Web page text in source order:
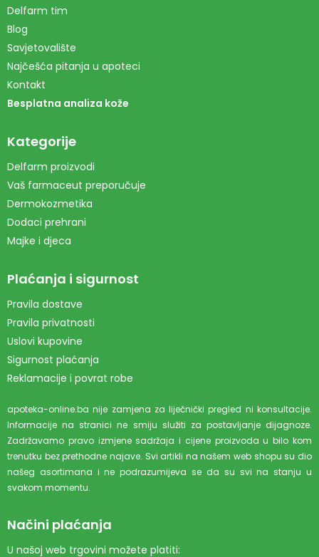
Delfarm tim
Blog
Savjetovalište
Najčešća pitanja u apoteci
Kontakt
Besplatna analiza kože
Kategorije
Delfarm proizvodi
Vaš farmaceut preporučuje
Dermokozmetika
Dodaci prehrani
Majke i djeca
Plaćanja i sigurnost
Pravila dostave
Pravila privatnosti
Uslovi kupovine
Sigurnost plaćanja
Reklamacije i povrat robe
apoteka-online.ba nije zamjena za liječnički pregled ni konsultacije.
Informacije na stranici ne smiju služiti za postavljanje dijagnoze.
Zadržavamo pravo izmjene sadržaja i cijene proizvoda u bilo kom
trenutku bez prethodne najave. Svi artikli na našem web shopu su dio
našeg asortimana i ne podrazumijeva se da su svi na stanju u
svakom momentu.
Načini plaćanja
U našoj web trgovini možete platiti: